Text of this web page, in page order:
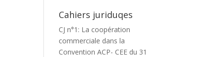
Cahiers juriduqes
CJ n°1: La coopération
commerciale dans la
Convention ACP- CEE du 31